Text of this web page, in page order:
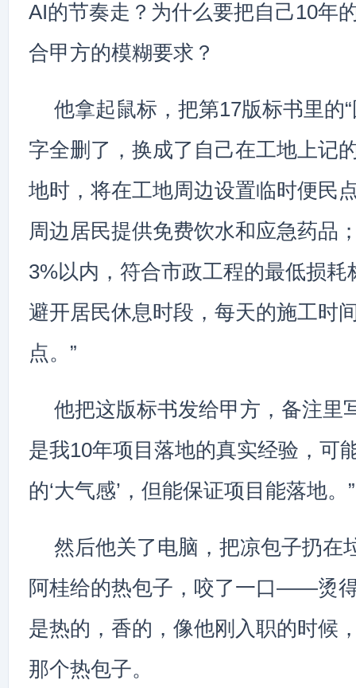
AI的节奏走？为什么要把自己10年
合甲方的模糊要求？
他拿起鼠标，把第17版标书里的
字全删了，换成了自己在工地上记
地时，将在工地周边设置临时便民
周边居民提供免费饮水和应急药品
3%以内，符合市政工程的最低损耗
避开居民休息时段，每天的施工时
点。”
他把这版标书发给甲方，备注里
是我10年项目落地的真实经验，可
的‘大气感’，但能保证项目能落地。”
然后他关了电脑，把凉包子扔在
阿桂给的热包子，咬了一口——烫
是热的，香的，像他刚入职的时候
那个热包子。